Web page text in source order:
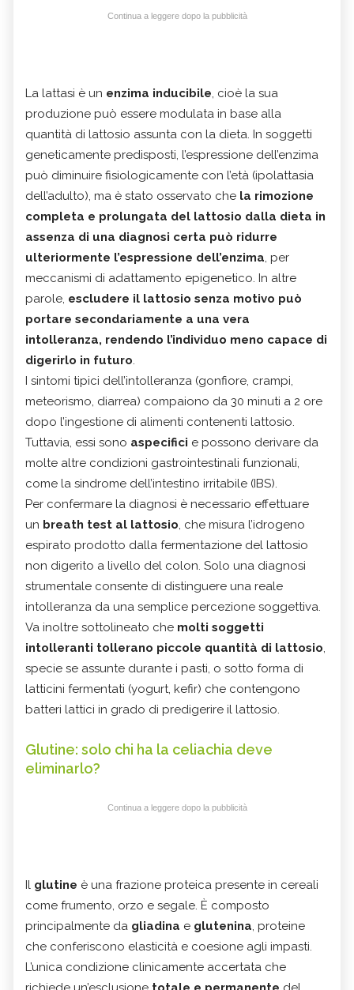
Continua a leggere dopo la pubblicità
La lattasi è un enzima inducibile , cioè la sua
produzione può essere modulata in base alla
quantità di lattosio assunta con la dieta. In soggetti
geneticamente predisposti, l’espressione dell’enzima
può diminuire fisiologicamente con l’età (ipolattasia
dell’adulto), ma è stato osservato che la rimozione
completa e prolungata del lattosio dalla dieta in
assenza di una diagnosi certa può ridurre
ulteriormente l’espressione dell’enzima , per
meccanismi di adattamento epigenetico. In altre
parole, escludere il lattosio senza motivo può
portare secondariamente a una vera
intolleranza, rendendo l’individuo meno capace di
digerirlo in futuro
I sintomi tipici dell’intolleranza (gonfiore, crampi,
meteorismo, diarrea) compaiono da 30 minuti a 2 ore
dopo l’ingestione di alimenti contenenti lattosio.
Tuttavia, essi sono aspecifici e possono derivare da
molte altre condizioni gastrointestinali funzionali,
come la sindrome dell’intestino irritabile (IBS).
Per confermare la diagnosi è necessario effettuare
un breath test al lattosio , che misura l’idrogeno
espirato prodotto dalla fermentazione del lattosio
non digerito a livello del colon. Solo una diagnosi
strumentale consente di distinguere una reale
intolleranza da una semplice percezione soggettiva.
Va inoltre sottolineato che molti soggetti
intolleranti tollerano piccole quantità di lattosio
specie se assunte durante i pasti, o sotto forma di
latticini fermentati (yogurt, kefir) che contengono
batteri lattici in grado di predigerire il lattosio.
Glutine: solo chi ha la celiachia deve
eliminarlo?
Continua a leggere dopo la pubblicità
Il glutine è una frazione proteica presente in cereali
come frumento, orzo e segale. È composto
principalmente da gliadina e glutenina , proteine
che conferiscono elasticità e coesione agli impasti.
L’unica condizione clinicamente accertata che